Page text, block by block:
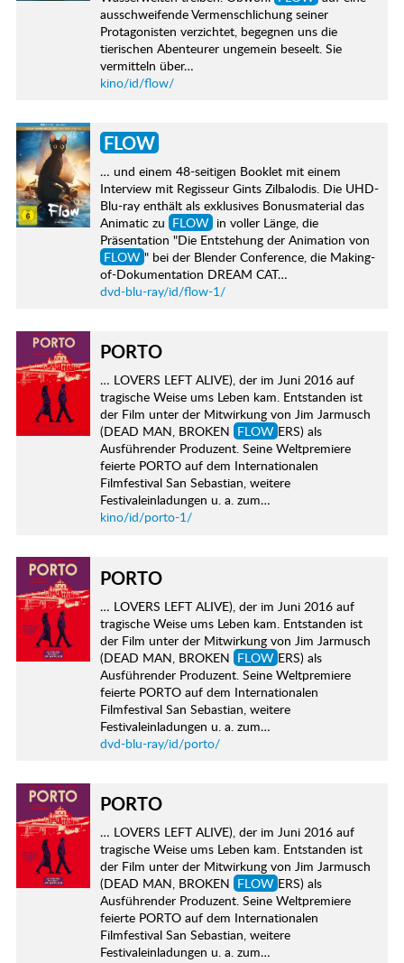
ausschweifende Vermenschlichung seiner
Protagonisten verzichtet, begegnen uns die
tierischen Abenteurer ungemein beseelt. Sie
vermitteln über…
kino/id/flow/
FLOW
… und einem 48-seitigen Booklet mit einem
Interview mit Regisseur Gints Zilbalodis. Die UHD-
Blu-ray enthält als exklusives Bonusmaterial das
Animatic zu FLOW in voller Länge, die
Präsentation "Die Entstehung der Animation von
FLOW " bei der Blender Conference, die Making-
of-Dokumentation DREAM CAT…
dvd-blu-ray/id/flow-1/
PORTO
… LOVERS LEFT ALIVE), der im Juni 2016 auf
tragische Weise ums Leben kam. Entstanden ist
der Film unter der Mitwirkung von Jim Jarmusch
(DEAD MAN, BROKEN FLOW ERS) als
Ausführender Produzent. Seine Weltpremiere
feierte PORTO auf dem Internationalen
Filmfestival San Sebastian, weitere
Festivaleinladungen u. a. zum…
kino/id/porto-1/
PORTO
… LOVERS LEFT ALIVE), der im Juni 2016 auf
tragische Weise ums Leben kam. Entstanden ist
der Film unter der Mitwirkung von Jim Jarmusch
(DEAD MAN, BROKEN FLOW ERS) als
Ausführender Produzent. Seine Weltpremiere
feierte PORTO auf dem Internationalen
Filmfestival San Sebastian, weitere
Festivaleinladungen u. a. zum…
dvd-blu-ray/id/porto/
PORTO
… LOVERS LEFT ALIVE), der im Juni 2016 auf
tragische Weise ums Leben kam. Entstanden ist
der Film unter der Mitwirkung von Jim Jarmusch
(DEAD MAN, BROKEN FLOW ERS) als
Ausführender Produzent. Seine Weltpremiere
feierte PORTO auf dem Internationalen
Filmfestival San Sebastian, weitere
Festivaleinladungen u. a. zum…